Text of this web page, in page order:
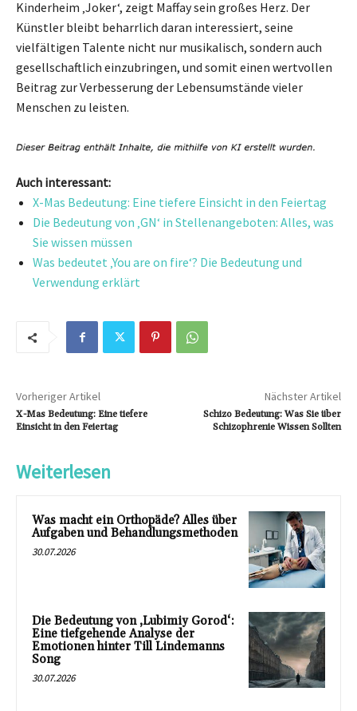
Kinderheim ‚Joker‘, zeigt Maffay sein großes Herz. Der
Künstler bleibt beharrlich daran interessiert, seine
vielfältigen Talente nicht nur musikalisch, sondern auch
gesellschaftlich einzubringen, und somit einen wertvollen
Beitrag zur Verbesserung der Lebensumstände vieler
Menschen zu leisten.
Auch interessant:
X-Mas Bedeutung: Eine tiefere Einsicht in den Feiertag
Die Bedeutung von ‚GN‘ in Stellenangeboten: Alles, was
Sie wissen müssen
Was bedeutet ‚You are on fire‘? Die Bedeutung und
Verwendung erklärt
Vorheriger Artikel
X-Mas Bedeutung: Eine tiefere
Einsicht in den Feiertag
Nächster Artikel
Schizo Bedeutung: Was Sie über
Schizophrenie Wissen Sollten
Weiterlesen
Was macht ein Orthopäde? Alles über
Aufgaben und Behandlungsmethoden
30.07.2026
Die Bedeutung von ‚Lubimiy Gorod‘:
Eine tiefgehende Analyse der
Emotionen hinter Till Lindemanns
Song
30.07.2026